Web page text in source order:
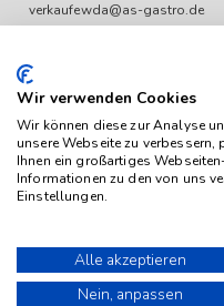
verkaufewda@as-gastro.de
Mo-Fr 09:00 bis 17:00 Uhr
Das Angebot von as-Gastro
und verstehen sich netto
Wir verwenden Cookies
Wir können diese zur Analyse
unsere Webseite zu
Ihnen ein großartiges
Informationen zu den von uns
Einstellungen.
Alle akzeptieren
Nein, anpassen